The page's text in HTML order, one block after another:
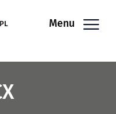
PL Menu